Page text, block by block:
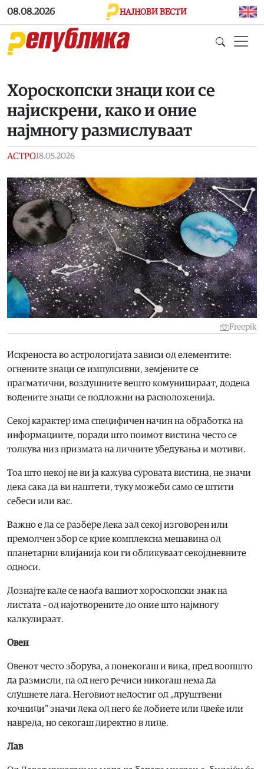
Skip to main content
08.08.2026 НАЈНОВИ ВЕСТИ
Хороскопски знаци кои се
најискрени, како и оние
најмногу размислуваат
АСТРО18.05.2026
Freepik
Искреноста во астрологијата зависи од елементите:
огнените знаци се импулсивни, земјените се
прагматични, воздушните вешто комуницираат, додека
водените знаци се подложни на расположенија.
Секој карактер има специфичен начин на обработка на
информациите, поради што поимот вистина често се
толкува низ призмата на личните убедувања и мотиви.
Тоа што некој не ви ја кажува суровата вистина, не значи
дека сака да ви наштети, туку можеби само се штити
себеси или вас.
Важно е да се разбере дека зад секој изговорен или
премолчен збор се крие комплексна мешавина од
планетарни влијанија кои ги обликуваат секојдневните
односи.
Дознајте каде се наоѓа вашиот хороскопски знак на
листата – од најотворените до оние што најмногу
калкулираат.
Овен
Овенот често зборува, а понекогаш и вика, пред воопшто
да размисли, па од него речиси никогаш нема да
слушнете лага. Неговиот недостиг од „друштвени
кочници“ значи дека од него ќе добиете или цвеќе или
навреда, но секогаш директно в лице.
Лав